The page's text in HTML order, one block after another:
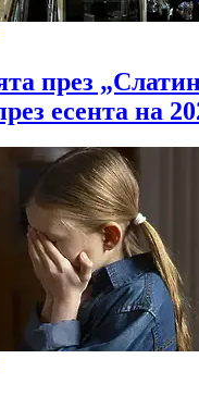
през
есента на